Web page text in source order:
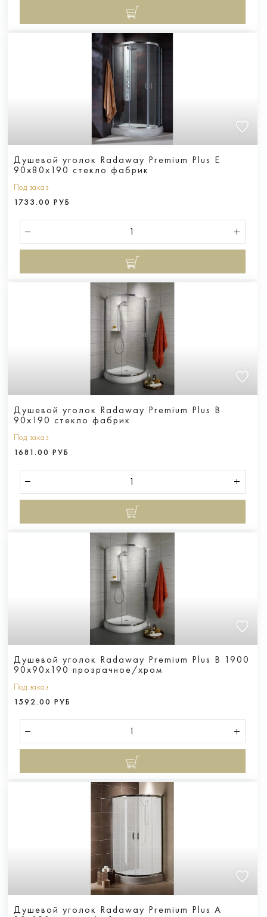
Душевой уголок Radaway Premium Plus E
90x80x190 стекло фабрик
Под заказ
1733.00 РУБ
Душевой уголок Radaway Premium Plus B
90x190 стекло фабрик
Под заказ
1681.00 РУБ
Душевой уголок Radaway Premium Plus B 1900
90x90x190 прозрачное/хром
Под заказ
1592.00 РУБ
Душевой уголок Radaway Premium Plus A